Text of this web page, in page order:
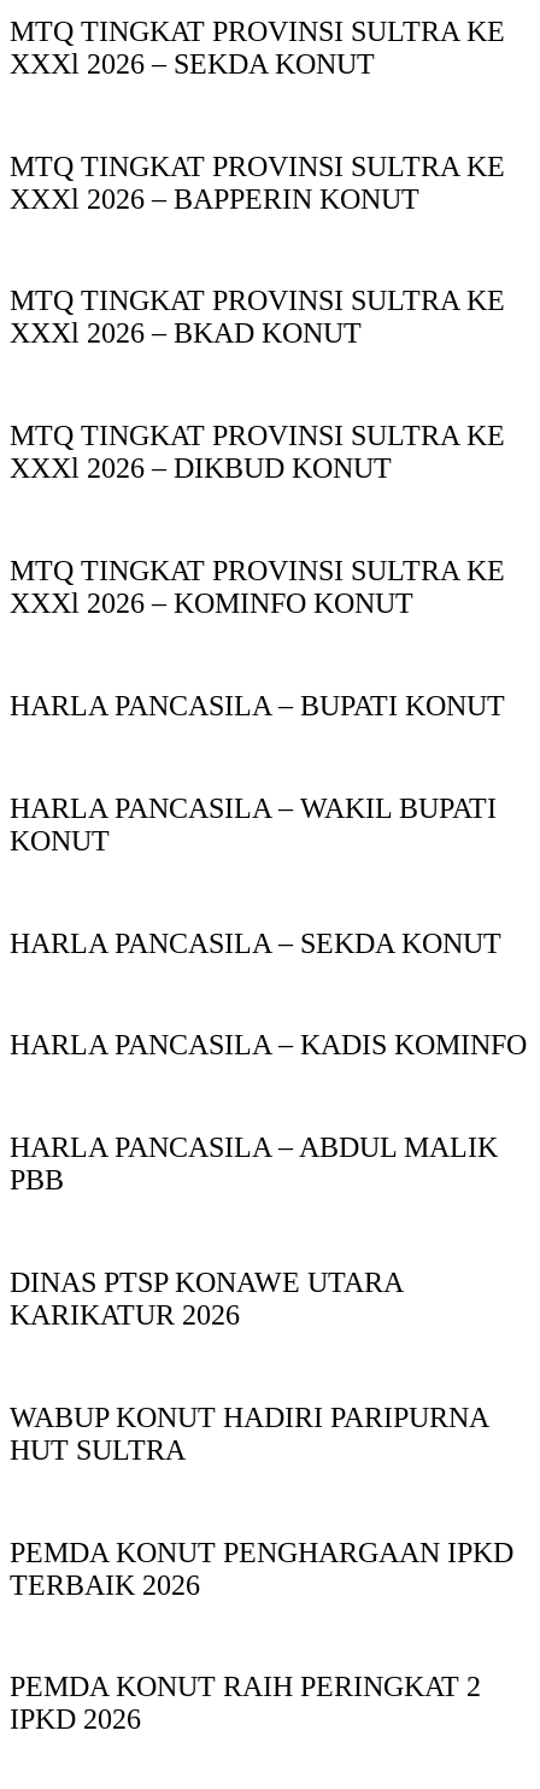
MTQ TINGKAT PROVINSI SULTRA KE
XXXl 2026 – SEKDA KONUT
MTQ TINGKAT PROVINSI SULTRA KE
XXXl 2026 – BAPPERIN KONUT
MTQ TINGKAT PROVINSI SULTRA KE
XXXl 2026 – BKAD KONUT
MTQ TINGKAT PROVINSI SULTRA KE
XXXl 2026 – DIKBUD KONUT
MTQ TINGKAT PROVINSI SULTRA KE
XXXl 2026 – KOMINFO KONUT
HARLA PANCASILA – BUPATI KONUT
HARLA PANCASILA – WAKIL BUPATI
KONUT
HARLA PANCASILA – SEKDA KONUT
HARLA PANCASILA – KADIS KOMINFO
HARLA PANCASILA – ABDUL MALIK
PBB
DINAS PTSP KONAWE UTARA
KARIKATUR 2026
WABUP KONUT HADIRI PARIPURNA
HUT SULTRA
PEMDA KONUT PENGHARGAAN IPKD
TERBAIK 2026
PEMDA KONUT RAIH PERINGKAT 2
IPKD 2026